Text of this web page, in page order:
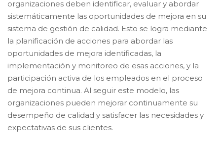
organizaciones deben identificar, evaluar y abordar
sistemáticamente las oportunidades de mejora en su
sistema de gestión de calidad. Esto se logra mediante
la planificación de acciones para abordar las
oportunidades de mejora identificadas, la
implementación y monitoreo de esas acciones, y la
participación activa de los empleados en el proceso
de mejora continua. Al seguir este modelo, las
organizaciones pueden mejorar continuamente su
desempeño de calidad y satisfacer las necesidades y
expectativas de sus clientes.